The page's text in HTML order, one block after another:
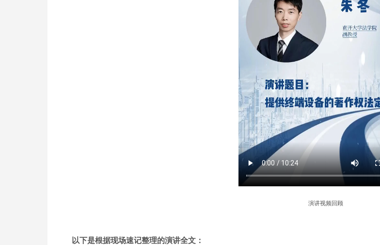
演讲视频回顾
以下是根据现场速记整理的演讲全文：